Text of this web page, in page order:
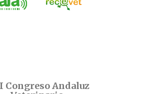
Congreso Andaluz